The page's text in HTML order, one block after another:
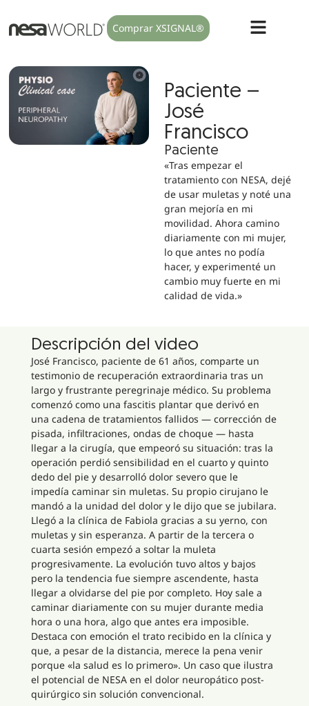
Comprar XSIGNAL®
Paciente –
José
Francisco
Paciente
«Tras empezar el
tratamiento con NESA, dejé
de usar muletas y noté una
gran mejoría en mi
movilidad. Ahora camino
diariamente con mi mujer,
lo que antes no podía
hacer, y experimenté un
cambio muy fuerte en mi
calidad de vida.»
Descripción del video
José Francisco, paciente de 61 años, comparte un
testimonio de recuperación extraordinaria tras un
largo y frustrante peregrinaje médico. Su problema
comenzó como una fascitis plantar que derivó en
una cadena de tratamientos fallidos — corrección de
pisada, infiltraciones, ondas de choque — hasta
llegar a la cirugía, que empeoró su situación: tras la
operación perdió sensibilidad en el cuarto y quinto
dedo del pie y desarrolló dolor severo que le
impedía caminar sin muletas. Su propio cirujano le
mandó a la unidad del dolor y le dijo que se jubilara.
Llegó a la clínica de Fabiola gracias a su yerno, con
muletas y sin esperanza. A partir de la tercera o
cuarta sesión empezó a soltar la muleta
progresivamente. La evolución tuvo altos y bajos
pero la tendencia fue siempre ascendente, hasta
llegar a olvidarse del pie por completo. Hoy sale a
caminar diariamente con su mujer durante media
hora o una hora, algo que antes era imposible.
Destaca con emoción el trato recibido en la clínica y
que, a pesar de la distancia, merece la pena venir
porque «la salud es lo primero». Un caso que ilustra
el potencial de NESA en el dolor neuropático post-
quirúrgico sin solución convencional.